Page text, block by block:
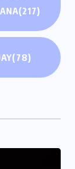
(217)
(78)